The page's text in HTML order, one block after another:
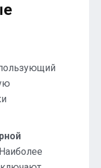
Наиболее